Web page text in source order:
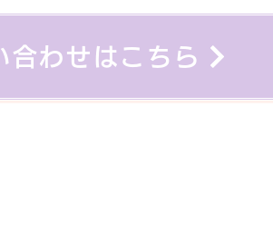
合わせはこちら